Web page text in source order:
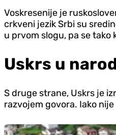
Voskresenije je
crkveni jezik Srbi su
u prvom slogu, pa se tako
Uskrs u
S druge strane, Uskrs je
razvojem govora. Iako